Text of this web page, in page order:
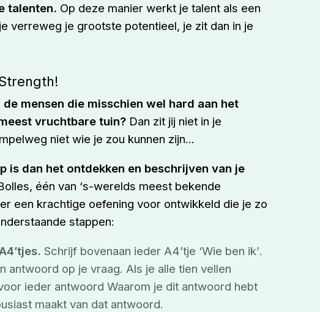
talenten. Op deze manier werkt je talent als een
verreweg je grootste potentieel, je zit dan in je
mensen die misschien wel hard aan het
vruchtbare tuin? Dan zit jij niet in je
niet wie je zou kunnen zijn...
is dan het ontdekken en beschrijven van je
één van ‘s-werelds meest bekende
een krachtige oefening voor ontwikkeld die je zo
stappen:
Schrijf bovenaan ieder A4’tje ‘Wie ben ik’.
antwoord op je vraag. Als je alle tien vellen
ieder antwoord Waarom je dit antwoord hebt
maakt van dat antwoord.